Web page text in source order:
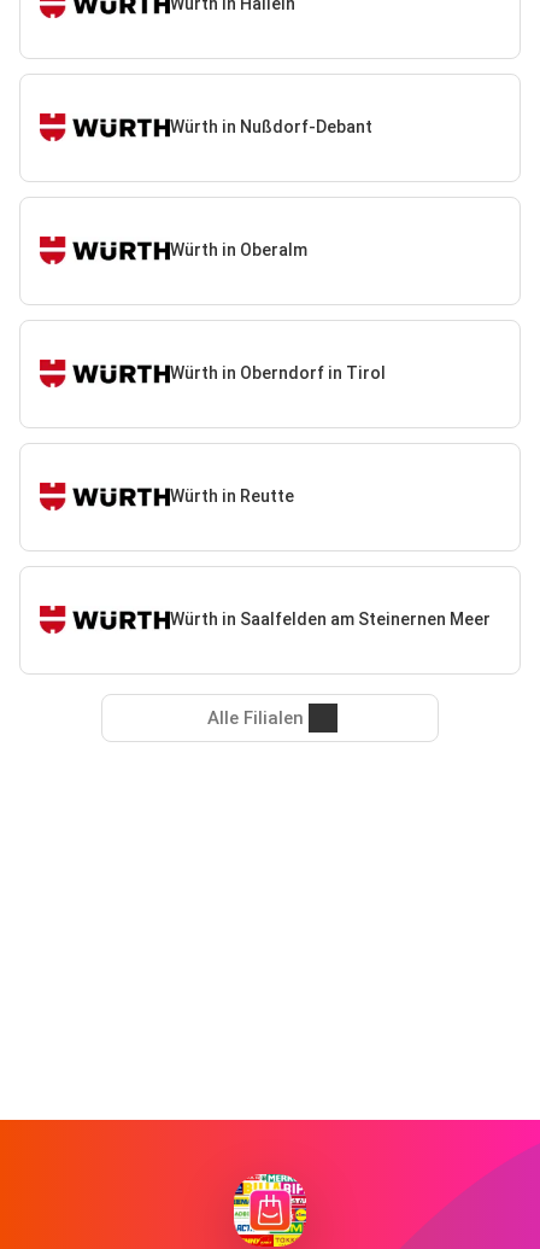
Würth in Nußdorf-Debant
Würth in Oberalm
Würth in Oberndorf in Tirol
Würth in Reutte
Würth in Saalfelden am Steinernen Meer
Alle Filialen